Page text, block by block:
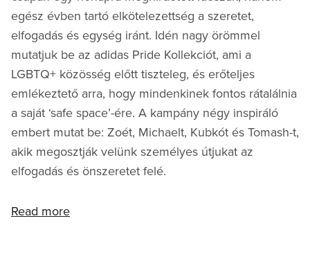
egész évben tartó elkötelezettség a szeretet,
elfogadás és egység iránt. Idén nagy örömmel
mutatjuk be az adidas Pride Kollekciót, ami a
LGBTQ+ közösség előtt tiszteleg, és erőteljes
emlékeztető arra, hogy mindenkinek fontos rátalálnia
a saját ‘safe space’-ére. A kampány négy inspiráló
embert mutat be: Zoét, Michaelt, Kubkót és Tomash-t,
akik megosztják velünk személyes útjukat az
elfogadás és önszeretet felé.
Read more